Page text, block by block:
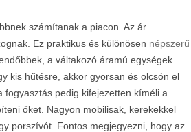
számítanak a piacon. Az ár
Ez praktikus és különösen népszerű
a váltakozó áramú egységek
kis hűtésre, akkor gyorsan és olcsón el
pedig kifejezetten kíméli a
őket. Nagyon mobilisak, kerekekkel
porszívót. Fontos megjegyezni, hogy az